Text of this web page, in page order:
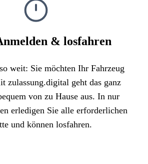
& losfahren
weit: Sie möchten Ihr Fahrzeug
zulassung.digital geht das ganz
von zu Hause aus. In nur
erledigen Sie alle erforderlichen
und können losfahren.